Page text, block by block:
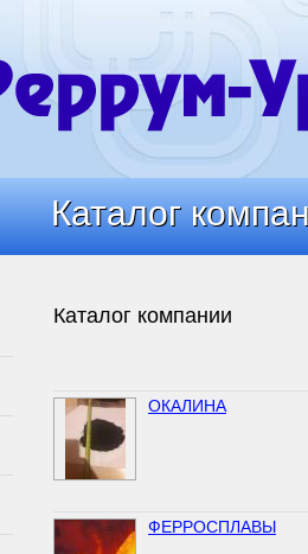
Каталог
Каталог
Каталог компании
ОКАЛИНА
ФЕРРОСПЛАВЫ